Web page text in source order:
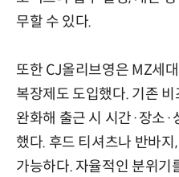
무할 수 있다.
또한 CJ올리브영은 MZ세
복장제도 도입했다. 기존
완화해 출근 시 시간·장소
했다. 후드 티셔츠나 반바지
가능하다. 자율적인 분위기